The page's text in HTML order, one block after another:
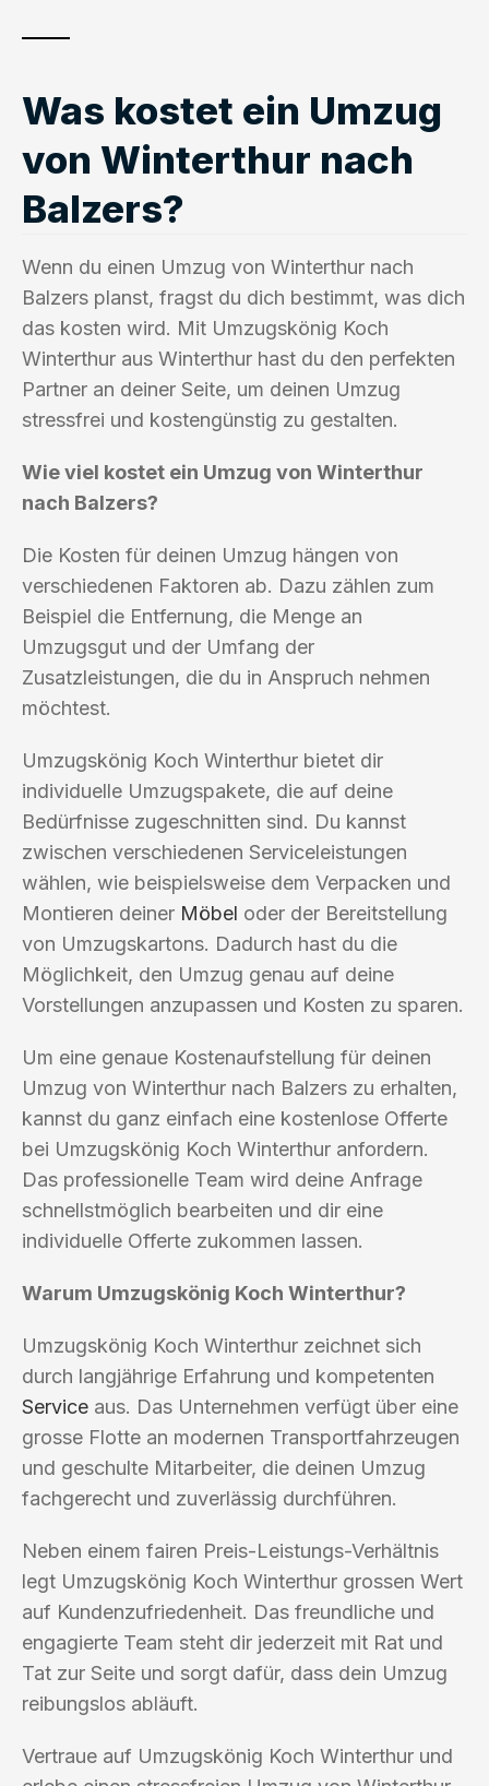
Was kostet ein Umzug
von Winterthur nach
Balzers?
Wenn du einen Umzug von Winterthur nach
Balzers planst, fragst du dich bestimmt, was dich
das kosten wird. Mit Umzugskönig Koch
Winterthur aus Winterthur hast du den perfekten
Partner an deiner Seite, um deinen Umzug
stressfrei und kostengünstig zu gestalten.
Wie viel kostet ein Umzug von Winterthur
nach Balzers?
Die Kosten für deinen Umzug hängen von
verschiedenen Faktoren ab. Dazu zählen zum
Beispiel die Entfernung, die Menge an
Umzugsgut und der Umfang der
Zusatzleistungen, die du in Anspruch nehmen
möchtest.
Umzugskönig Koch Winterthur bietet dir
individuelle Umzugspakete, die auf deine
Bedürfnisse zugeschnitten sind. Du kannst
zwischen verschiedenen Serviceleistungen
wählen, wie beispielsweise dem Verpacken und
Montieren deiner Möbel oder der Bereitstellung
von Umzugskartons. Dadurch hast du die
Möglichkeit, den Umzug genau auf deine
Vorstellungen anzupassen und Kosten zu sparen.
Um eine genaue Kostenaufstellung für deinen
Umzug von Winterthur nach Balzers zu erhalten,
kannst du ganz einfach eine kostenlose Offerte
bei Umzugskönig Koch Winterthur anfordern.
Das professionelle Team wird deine Anfrage
schnellstmöglich bearbeiten und dir eine
individuelle Offerte zukommen lassen.
Warum Umzugskönig Koch Winterthur?
Umzugskönig Koch Winterthur zeichnet sich
durch langjährige Erfahrung und kompetenten
Service aus. Das Unternehmen verfügt über eine
grosse Flotte an modernen Transportfahrzeugen
und geschulte Mitarbeiter, die deinen Umzug
fachgerecht und zuverlässig durchführen.
Neben einem fairen Preis-Leistungs-Verhältnis
legt Umzugskönig Koch Winterthur grossen Wert
auf Kundenzufriedenheit. Das freundliche und
engagierte Team steht dir jederzeit mit Rat und
Tat zur Seite und sorgt dafür, dass dein Umzug
reibungslos abläuft.
Vertraue auf Umzugskönig Koch Winterthur und